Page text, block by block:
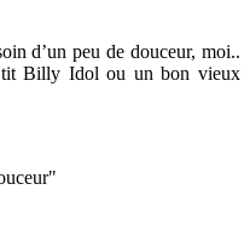
d’un peu de douceur, moi..
Billy Idol ou un bon vieux